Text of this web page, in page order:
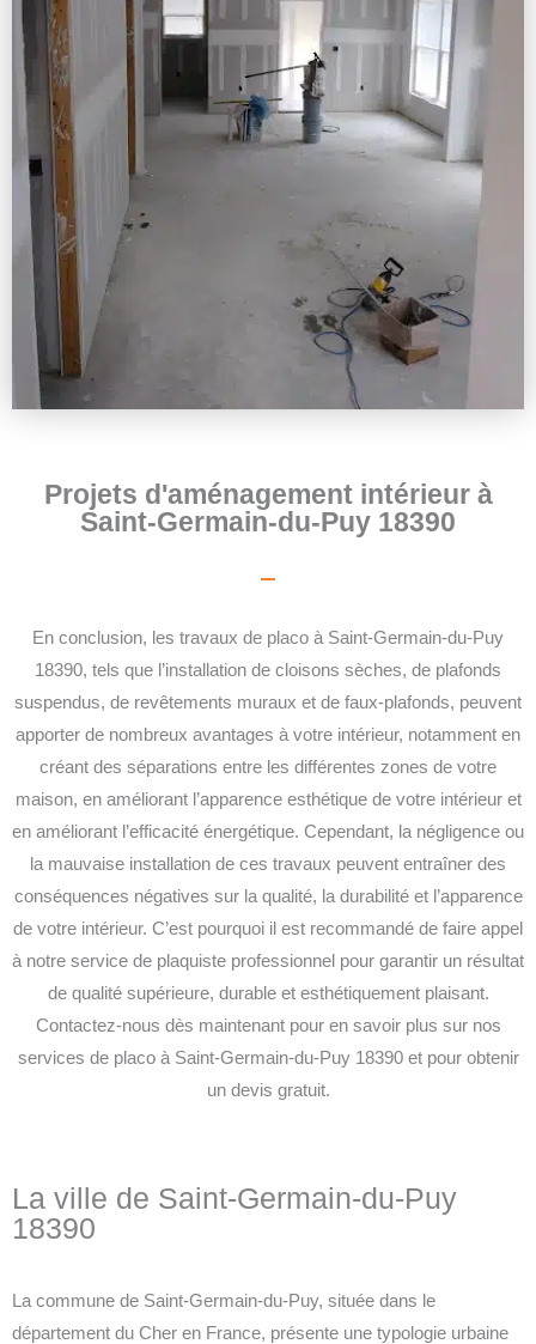
Projets d'aménagement intérieur à
Saint-Germain-du-Puy 18390
En conclusion, les travaux de placo à Saint-Germain-du-Puy
18390, tels que l’installation de cloisons sèches, de plafonds
suspendus, de revêtements muraux et de faux-plafonds, peuvent
apporter de nombreux avantages à votre intérieur, notamment en
créant des séparations entre les différentes zones de votre
maison, en améliorant l’apparence esthétique de votre intérieur et
en améliorant l’efficacité énergétique. Cependant, la négligence ou
la mauvaise installation de ces travaux peuvent entraîner des
conséquences négatives sur la qualité, la durabilité et l’apparence
de votre intérieur. C’est pourquoi il est recommandé de faire appel
à notre service de plaquiste professionnel pour garantir un résultat
de qualité supérieure, durable et esthétiquement plaisant.
Contactez-nous dès maintenant pour en savoir plus sur nos
services de placo à Saint-Germain-du-Puy 18390 et pour obtenir
un devis gratuit.
La ville de Saint-Germain-du-Puy
18390
La commune de Saint-Germain-du-Puy, située dans le
département du Cher en France, présente une typologie urbaine